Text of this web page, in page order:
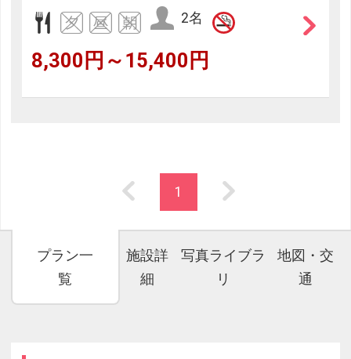
2名
8,300円～15,400円
1
プラン一
覧
施設詳
細
写真ライブラ
リ
地図・交
通